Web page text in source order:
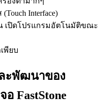
Interface)
เปิดโปรแกรมอัตโนมัติขณะ
พียบ
ะพัฒนาของ
FastStone